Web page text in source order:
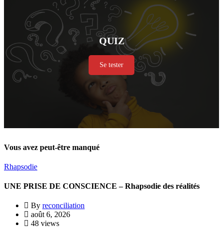
QUIZ
Se tester
Vous avez peut-être manqué
Rhapsodie
UNE PRISE DE CONSCIENCE – Rhapsodie des réalités
By reconciliation
août 6, 2026
48 views